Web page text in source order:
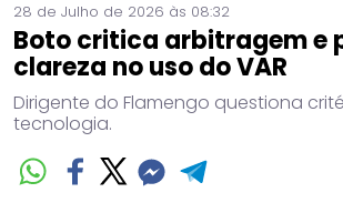
28 de Julho de 2026 às 08:32
Boto critica arbitragem e
clareza no uso do VAR
Dirigente do Flamengo questiona
tecnologia.